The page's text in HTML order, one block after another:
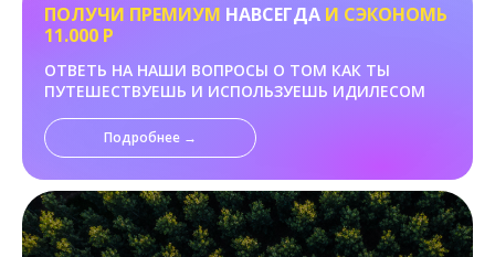
ПОЛУЧИ ПРЕМИУМ НАВСЕГДА И СЭКОНОМЬ
11.000 Р
ОТВЕТЬ НА НАШИ ВОПРОСЫ О ТОМ КАК ТЫ
ПУТЕШЕСТВУЕШЬ И ИСПОЛЬЗУЕШЬ ИДИЛЕСОМ
Подробнее →